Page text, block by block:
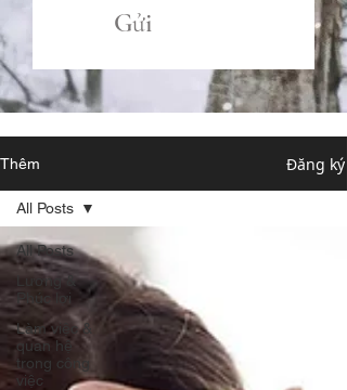
Gửi
Thêm Đăng ký
All Posts
Lương &
Phúc lợi
Làm việc &
quan hệ
trong công
việc
All Posts